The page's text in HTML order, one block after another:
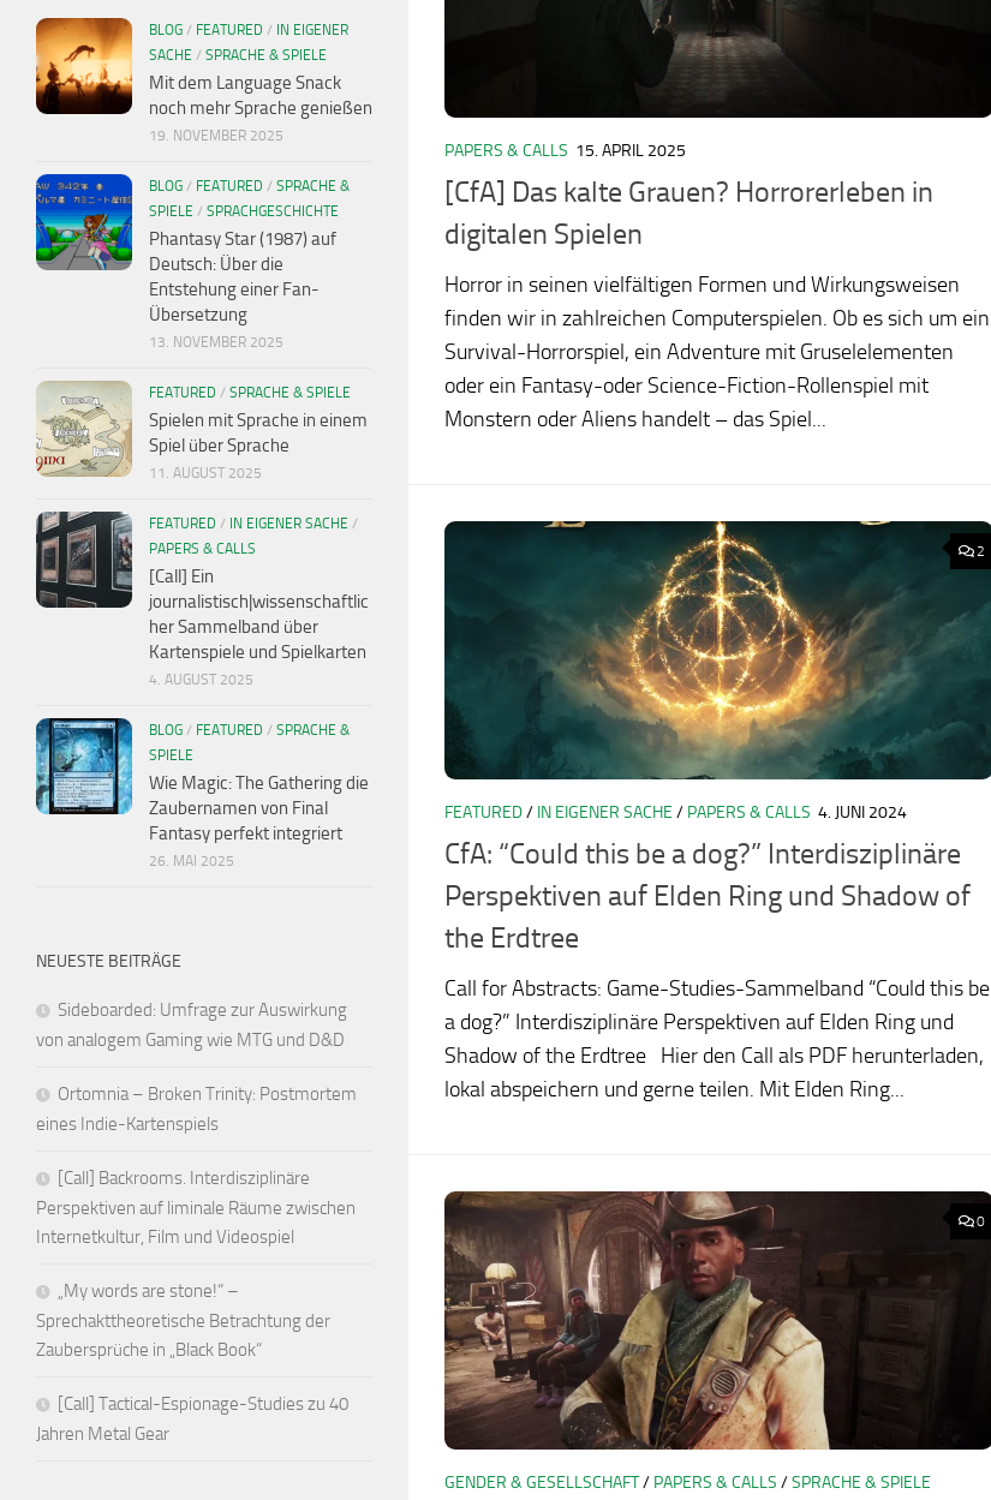
PAPERS & CALLS 15. APRIL 2025
[CfA] Das kalte Grauen? Horrorerleben in
digitalen Spielen
Horror in seinen vielfältigen Formen und Wirkungsweisen
finden wir in zahlreichen Computerspielen. Ob es sich um ein
Survival-Horrorspiel, ein Adventure mit Gruselelementen
oder ein Fantasy-oder Science-Fiction-Rollenspiel mit
Monstern oder Aliens handelt – das Spiel...
2
FEATURED/ IN EIGENER SACHE / PAPERS & CALLS 4. JUNI 2024
CfA: “Could this be a dog?” Interdisziplinäre
Perspektiven auf Elden Ring und Shadow of
the Erdtree
Call for Abstracts: Game-Studies-Sammelband “Could this be
a dog?” Interdisziplinäre Perspektiven auf Elden Ring und
Shadow of the Erdtree Hier den Call als PDF herunterladen,
lokal abspeichern und gerne teilen. Mit Elden Ring...
0
GENDER & GESELLSCHAFT/ PAPERS & CALLS /SPRACHE & SPIELE
BLOG / FEATURED / IN EIGENER
SACHE / SPRACHE & SPIELE
Mit dem Language Snack
noch mehr Sprache genießen
19. NOVEMBER 2025
BLOG / FEATURED / SPRACHE &
SPIELE / SPRACHGESCHICHTE
Phantasy Star (1987) auf
Deutsch: Über die
Entstehung einer Fan-
Übersetzung
13. NOVEMBER 2025
FEATURED / SPRACHE & SPIELE
Spielen mit Sprache in einem
Spiel über Sprache
11. AUGUST 2025
FEATURED / IN EIGENER SACHE /
PAPERS & CALLS
[Call] Ein
journalistisch|wissenschaftlic
her Sammelband über
Kartenspiele und Spielkarten
4. AUGUST 2025
BLOG / FEATURED / SPRACHE &
SPIELE
Wie Magic: The Gathering die
Zaubernamen von Final
Fantasy perfekt integriert
26. MAI 2025
NEUESTE BEITRÄGE
Sideboarded: Umfrage zur Auswirkung
von analogem Gaming wie MTG und D&D
Ortomnia – Broken Trinity: Postmortem
eines Indie-Kartenspiels
[Call] Backrooms. Interdisziplinäre
Perspektiven auf liminale Räume zwischen
Internetkultur, Film und Videospiel
„My words are stone!“ –
Sprechakttheoretische Betrachtung der
Zaubersprüche in „Black Book“
[Call] Tactical-Espionage-Studies zu 40
Jahren Metal Gear